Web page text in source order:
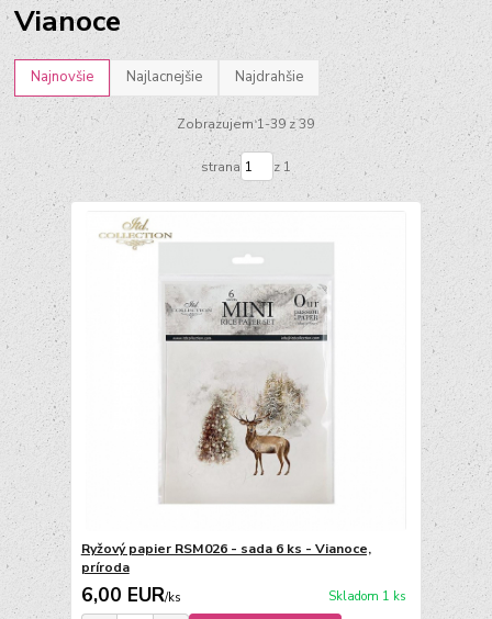
Vianoce
Najnovšie Najlacnejšie Najdrahšie
Zobrazujem 1-39 z 39
strana z 1
Ryžový papier RSM026 - sada 6 ks - Vianoce,
príroda
6,00 EUR/ks Skladom 1 ks